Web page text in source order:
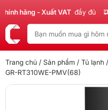
hãng - Xuất VAT đầy đủ
Trang chủ / Sản phẩm / Tủ lạnh
GR-RT310WE-PMV(68)